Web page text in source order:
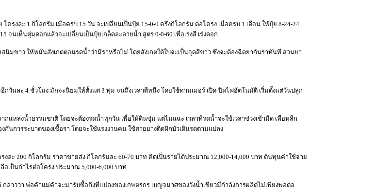
โครงละ 1 กิโลกรัม เมื่อครบ 15 วัน จะเปลี่ยนเป็นปุ๋ย 15-0-0 ครึ่งกิโลกรัม ต่อโครง เมื่อครบ 1 เดือน ให้ปุ๋ย 8-24-24
จนเห็นตุ่มดอกแล้วจะเปลี่ยนเป็นปุ๋ยเกล็ดละลายน้ำ สูตร 0-0-60 เพื่อเร่งสี เร่งดอก
นิมขาว ให้หมั่นสังเกตตอนรดน้ำว่ามีราหรือไม่ โดยสังเกตใต้ใบจะเป็นจุดสีขาว ซึ่งจะต้องฉีดยากันราทันที ส่วนยา
กวันละ 4 ชั่วโมง มักจะนิยมให้ตั้งแต่ 3 ทุ่ม จนถึงเวลาตีหนึ่ง โดยใช้ทามเมอร์ เปิด-ปิดไฟอัตโนมัติ เริ่มตั้งแต่วันปลูก
แหล่งน้ำธรรมชาติ โดยจะต้องรดน้ำทุกวัน เพื่อให้ดินชุ่ม แต่ไม่แฉะ เวลาที่รดน้ำจะใช้เวลาช่วงเช้ามืด เพื่อหลีก
งกันการระบาดของเชื้อรา โดยจะใช้แรงงานคน ใช้สายยางติดฝักบัวเดินรดตามแปลง
ละ 200 กิโลกรัม ราคาขายส่ง กิโลกรัมละ 60-70 บาท คิดเป็นรายได้ประมาณ 12,000-14,000 บาท ต้นทุนค่าใช้จ่าย
อเป็นกำไรต่อโครง ประมาณ 5,000-6,000 บาท
าวว่า พ่อค้าแม่ค้าจะมารับซื้อถึงที่แปลงของเกษตรกร เบญจมาศของวังน้ำเขียวมีกำลังการผลิตไม่เพียงพอต่อ